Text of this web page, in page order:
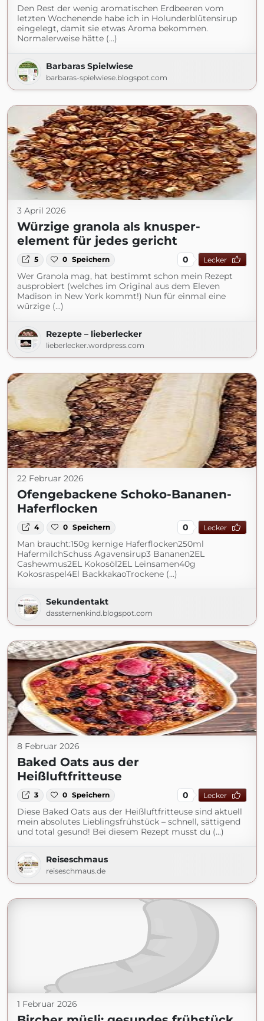
Den Rest der wenig aromatischen Erdbeeren vom
letzten Wochenende habe ich in Holunderblütensirup
eingelegt, damit sie etwas Aroma bekommen.
Normalerweise hätte (...)
Barbaras Spielwiese
barbaras-spielwiese.blogspot.com
3 April 2026
Würzige granola als knusper-
element für jedes gericht
5 0 Speichern 0 Lecker
Wer Granola mag, hat bestimmt schon mein Rezept
ausprobiert (welches im Original aus dem Eleven
Madison in New York kommt!) Nun für einmal eine
würzige (...)
Rezepte – lieberlecker
lieberlecker.wordpress.com
22 Februar 2026
Ofengebackene Schoko-Bananen-
Haferflocken
4 0 Speichern 0 Lecker
Man braucht:150g kernige Haferflocken250ml
HafermilchSchuss Agavensirup3 Bananen2EL
Cashewmus2EL Kokosöl2EL Leinsamen40g
Kokosraspel4El BackkakaoTrockene (...)
Sekundentakt
dassternenkind.blogspot.com
8 Februar 2026
Baked Oats aus der
Heißluftfritteuse
3 0 Speichern 0 Lecker
Diese Baked Oats aus der Heißluftfritteuse sind aktuell
mein absolutes Lieblingsfrühstück – schnell, sättigend
und total gesund! Bei diesem Rezept musst du (...)
Reiseschmaus
reiseschmaus.de
1 Februar 2026